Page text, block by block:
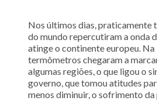
Nos últimos dias, praticamente
do mundo repercutiram a onda
atinge o continente europeu. Na
termômetros chegaram a
algumas regiões, o que ligou o
governo, que tomou atitudes
menos diminuir, o sofrimento da